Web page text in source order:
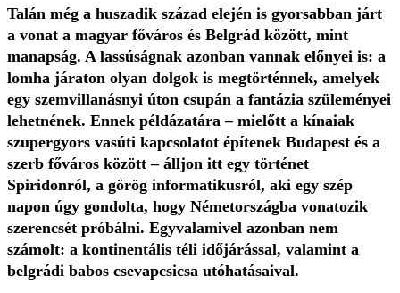
Talán még a huszadik század elején is gyorsabban járt
a vonat a magyar főváros és Belgrád között, mint
manapság. A lassúságnak azonban vannak előnyei is: a
lomha járaton olyan dolgok is megtörténnek, amelyek
egy szemvillanásnyi úton csupán a fantázia szüleményei
lehetnének. Ennek példázatára – mielőtt a kínaiak
szupergyors vasúti kapcsolatot építenek Budapest és a
szerb főváros között – álljon itt egy történet
Spiridonról, a görög informatikusról, aki egy szép
napon úgy gondolta, hogy Németországba vonatozik
szerencsét próbálni. Egyvalamivel azonban nem
számolt: a kontinentális téli időjárással, valamint a
belgrádi babos csevapcsicsa utóhatásaival.